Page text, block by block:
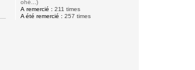
ohé...)
A remercié : 211 times
A été remercié : 257 times